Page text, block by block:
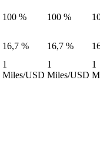
100 % 100 %
16,7 % 16,7 %
1
Miles/USD
1
Miles/USD
1